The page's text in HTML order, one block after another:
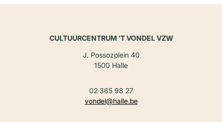
CULTUURCENTRUM ’T VONDEL VZW
J. Possozplein 40
1500 Halle
02 365 98 27
vondel@halle.be